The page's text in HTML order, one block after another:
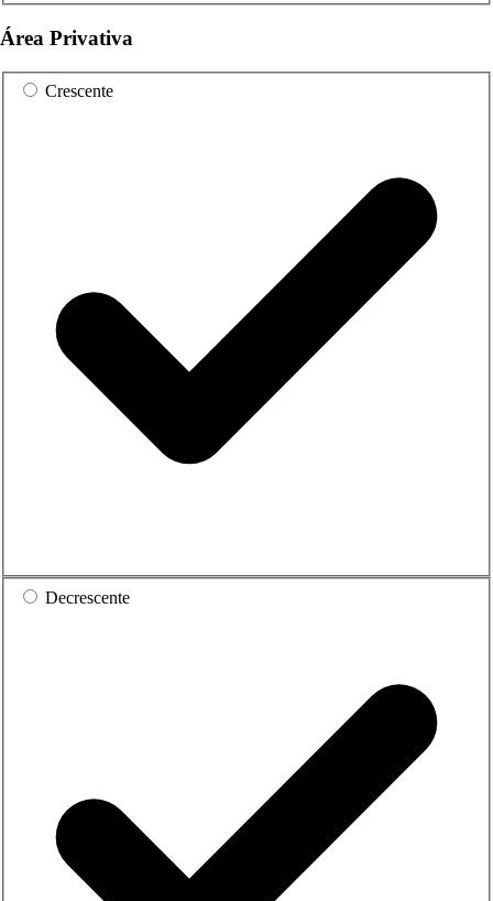
Área Privativa
Crescente
Decrescente